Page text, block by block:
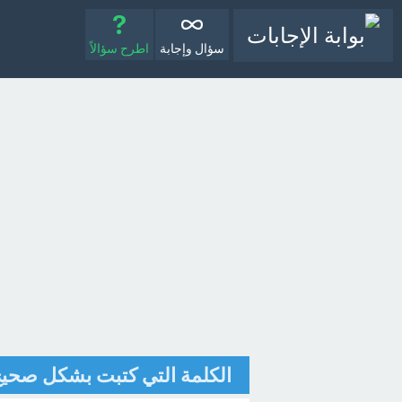
سؤال وإجابة اطرح سؤالاً
الكلمة التي كتبت بشكل